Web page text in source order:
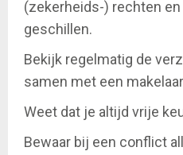
(zekerheids-) rechten
geschillen.
Bekijk regelmatig de
samen met een
Weet dat je altijd vrije
Bewaar bij een conflict